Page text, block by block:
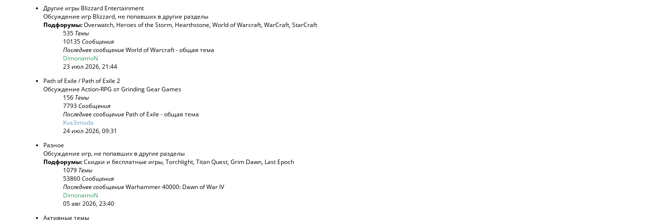
Другие игры Blizzard Entertainment
Обсуждение игр Blizzard, не попавших в другие разделы
Подфорумы:Overwatch, Heroes of the Storm, Hearthstone, World of Warcraft, WarСraft, StarCraft
535 Темы
10135Сообщения
Последнее сообщениеWorld of Warcraft - общая тема
DimonamoN
23 июл 2026, 21:44
Path of Exile / Path of Exile 2
Обсуждение Action-RPG от Grinding Gear Games
156 Темы
7793Сообщения
Последнее сообщение Path of Exile - общая тема
Kva3imoda
24 июл 2026, 09:31
Разное
Обсуждение игр, не попавших в другие разделы
Подфорумы:Скидки и бесплатные игры, Torchlight, Titan Quest, Grim Dawn, Last Epoch
1079 Темы
53860Сообщения
Последнее сообщениеWarhammer 40000: Dawn of War IV
DimonamoN
05 авг 2026, 23:40
Активные темы